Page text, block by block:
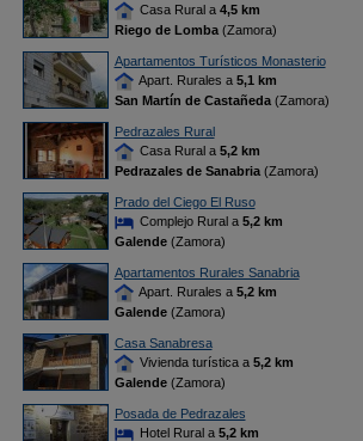
Casa Rural a 4,5 km
Riego de Lomba(Zamora)
Apartamentos Turísticos Monasterio
Apart. Rurales a 5,1 km
San Martín de Castañeda(Zamora)
Pedrazales Rural
Casa Rural a 5,2 km
Pedrazales de Sanabria(Zamora)
Prado del Ciego El Ruso
Complejo Rural a 5,2 km
Galende(Zamora)
Apartamentos Rurales Sanabria
Apart. Rurales a 5,2 km
Galende(Zamora)
Casa Sanabresa
Vivienda turística a 5,2 km
Galende(Zamora)
Posada de Pedrazales
Hotel Rural a 5,2 km